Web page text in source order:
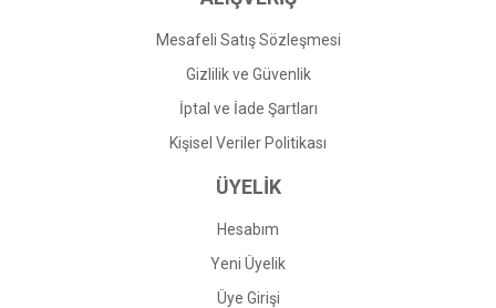
Mesafeli Satış Sözleşmesi
Gizlilik ve Güvenlik
İptal ve İade Şartları
Kişisel Veriler Politikası
ÜYELİK
Hesabım
Yeni Üyelik
Üye Girişi